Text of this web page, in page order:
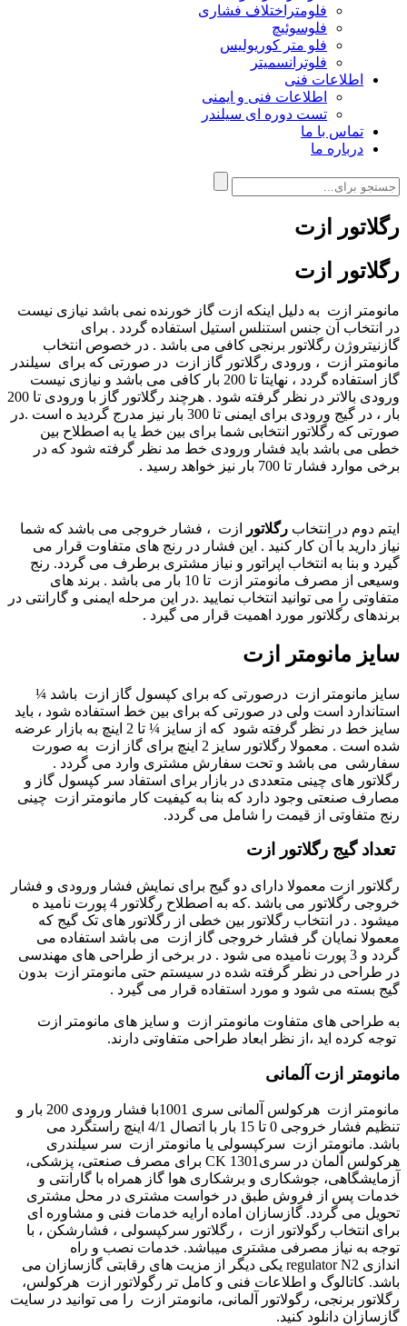
فلومتراختلاف فشاری
فلوسوئیچ
فلو متر کوریولیس
فلوترانسمیتر
اطلاعات فنی
اطلاعات فنی و ایمنی
تست دوره ای سیلندر
تماس با ما
درباره ما
رگلاتور ازت
رگلاتور ازت
مانومتر ازت به دلیل اینکه ازت گاز خورنده نمی باشد نیازی نیست
در انتخاب آن جنس استنلس استیل استفاده گردد . برای
گازنیتروژن رگلاتور برنجی کافی می باشد . در خصوص انتخاب
مانومتر ازت ، ورودی رگلاتور گاز ازت در صورتی که برای سیلندر
گاز استفاده گردد ، نهایتا تا 200 بار کافی می باشد و نیازی نیست
ورودی بالاتر در نظر گرفته شود . هرچند رگلاتور گاز با ورودی تا 200
بار ، در گیج ورودی برای ایمنی تا 300 بار نیز مدرج گردید ه است .در
صورتی که رگلاتور انتخابی شما برای بین خط یا به اصطلاح بین
خطی می باشد باید فشار ورودی خط مد نظر گرفته شود که در
برخی موارد فشار تا 700 بار نیز خواهد رسید .
ایتم دوم در انتخاب رگلاتور
ازت ، فشار خروجی می باشد که شما
نیاز دارید با آن کار کنید . این فشار در رنج های متفاوت قرار می
گیرد و بنا به انتخاب اپراتور و نیاز مشتری برطرف می گردد. رنج
وسیعی از مصرف مانومتر ازت تا 10 بار می باشد . برند های
متفاوتی را می توانید انتخاب نمایید .در این مرحله ایمنی و گارانتی در
برندهای رگلاتور مورد اهمیت قرار می گیرد .
سایز مانومتر ازت
سایز مانومتر ازت درصورتی که برای کپسول گاز ازت باشد ¼
استاندارد است ولی در صورتی که برای بین خط استفاده شود ، باید
سایز خط در نظر گرفته شود که از سایز ¼ تا 2 اینچ به بازار عرضه
شده است . معمولا رگلاتور سایز 2 اینچ برای گاز ازت به صورت
سفارشی می باشد و تحت سفارش مشتری وارد می گردد .
رگلاتور های چینی متعددی در بازار برای استفاد سر کپسول گاز و
مصارف صنعتی وجود دارد که بنا به کیفیت کار مانومتر ازت چینی
رنج متفاوتی از قیمت را شامل می گردد.
تعداد گیج رگلاتور ازت
رگلاتور ازت معمولا دارای دو گیج برای نمایش فشار ورودی و فشار
خروجی رگلاتور می باشد .که به اصطلاح رگلاتور 4 پورت نامید ه
میشود . در انتخاب رگلاتور بین خطی از رگلاتور های تک گیج که
معمولا نمایان گر فشار خروجی گاز ازت می باشد استفاده می
گردد و 3 پورت نامیده می شود . در برخی از طراحی های مهندسی
در طراحی در نظر گرفته شده در سیستم حتی مانومتر ازت بدون
گیج بسته می شود و مورد استفاده قرار می گیرد .
به طراحی های متفاوت مانومتر ازت و سایز های مانومتر ازت
توجه کرده اید ،از نظر ابعاد طراحی متفاوتی دارند.
مانومتر ازت آلمانی
مانومتر ازت هرکولس آلمانی سری 1001با فشار ورودی 200 بار و
تنظیم فشار خروجی 0 تا 15 بار با اتصال 4/1 اینچ راستگرد می
باشد. مانومتر ازت سرکپسولی یا مانومتر ازت سر سیلندری
هرکولس آلمان در سریCK 1301 برای مصرف صنعتی، پزشکی،
آزمایشگاهی، جوشکاری و برشکاری هوا گاز همراه با گارانتی و
خدمات پس از فروش طبق در خواست مشتری در محل مشتری
تحویل می گردد. گازسازان اماده ارایه خدمات فنی و مشاوره ای
برای انتخاب رگولاتور ازت ، رگلاتور سرکپسولی ، فشارشکن ، با
توجه به نیاز مصرفی مشتری میباشد. خدمات نصب و راه
اندازی
یکی دیگر از مزیت های رقابتی گازسازان می
باشد. کاتالوگ و اطلاعات فنی و کامل تر رگولاتور ازت هرکولس،
رگلاتور برنجی، رگولاتور آلمانی، مانومتر ازت را می توانید در سایت
گازسازان دانلود کنید.